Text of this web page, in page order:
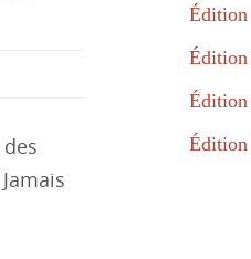
Édition
Édition
Édition
Édition